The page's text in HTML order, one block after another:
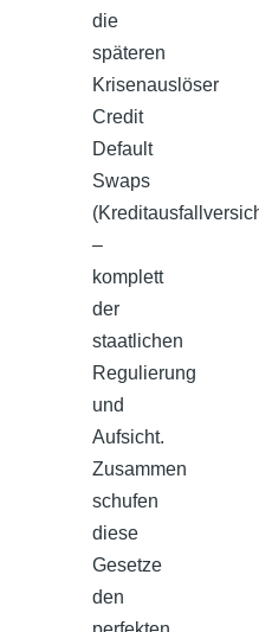
die
späteren
Krisenauslöser
Credit
Default
Swaps
–
komplett
der
staatlichen
Regulierung
und
Aufsicht.
Zusammen
schufen
diese
Gesetze
den